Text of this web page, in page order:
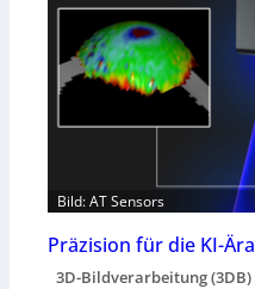
Bild: AT Sensors
Präzision für die KI-Ära
3D-Bildverarbeitung (3DB)